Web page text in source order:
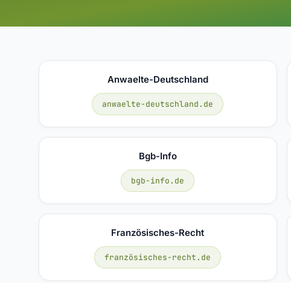
Anwaelte-Deutschland
anwaelte-deutschland.de
Bgb-Info
bgb-info.de
Französisches-Recht
französisches-recht.de